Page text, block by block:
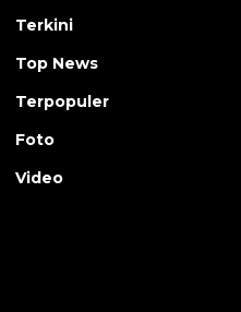
Terkini
Top News
Terpopuler
Foto
Video